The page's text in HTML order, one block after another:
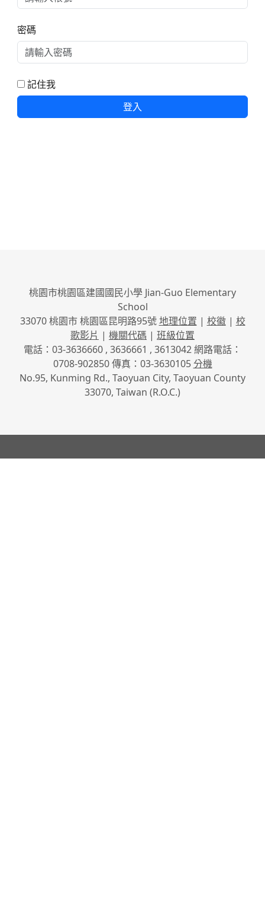
密碼
記住我
登入
桃園市桃園區建國國民小學 Jian-Guo Elementary
School
33070 桃園市 桃園區昆明路95號地理位置 | 校徽| 校
歌影片 | 機關代碼 | 班級位置
電話：03-3636660 , 3636661 , 3613042 網路電話：
0708-902850 傳真：03-3630105分機
No.95, Kunming Rd., Taoyuan City, Taoyuan County
33070, Taiwan (R.O.C.)